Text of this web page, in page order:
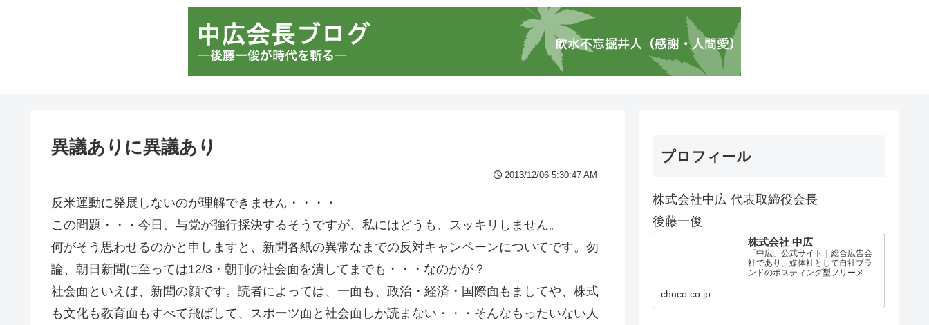
異議ありに異議あり
2013/12/06 5:30:47 AM
反米運動に発展しないのが理解できません・・・・
この問題・・・今日、与党が強行採決するそうですが、私にはどうも、スッキリしません。
何がそう思わせるのかと申しますと、新聞各紙の異常なまでの反対キャンペーンについてです。勿
論、朝日新聞に至っては12/3・朝刊の社会面を潰してまでも・・・なのかが？
社会面といえば、新聞の顔です。読者によっては、一面も、政治・経済・国際面もましてや、株式
も文化も教育面もすべて飛ばして、スポーツ面と社会面しか読まない・・・そんなもったいない人
プロフィール
株式会社中広 代表取締役会長
後藤一俊
株式会社 中広
「中広」公式サイト｜総合広告会
社であり、媒体社として自社ブラ
ンドのポスティング型フリーメデ
chuco.co.jp